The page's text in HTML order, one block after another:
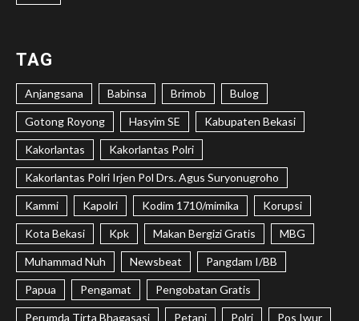
TAG
Anjangsana Babinsa Brimob Bulog
Gotong Royong Hasyim SE Kabupaten Bekasi
Kakorlantas Kakorlantas Polri
Kakorlantas Polri Irjen Pol Drs. Agus Suryonugroho
Kammi Kapolri Kodim 1710/mimika Korupsi
Kota Bekasi Kpk Makan Bergizi Gratis MBG
Muhammad Nuh Newsbeat Pangdam I/BB
Papua Pengamat Pengobatan Gratis
Perumda Tirta Bhagasasi Petani Polri Pos Iwur